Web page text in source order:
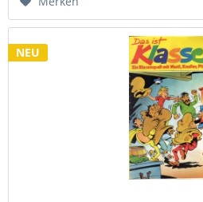
NEU